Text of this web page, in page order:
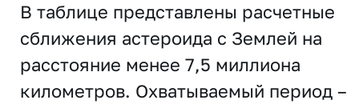
В таблице представлены расчетные
сближения астероида с Землей на
расстояние менее 7,5 миллиона
километров. Охватываемый период –